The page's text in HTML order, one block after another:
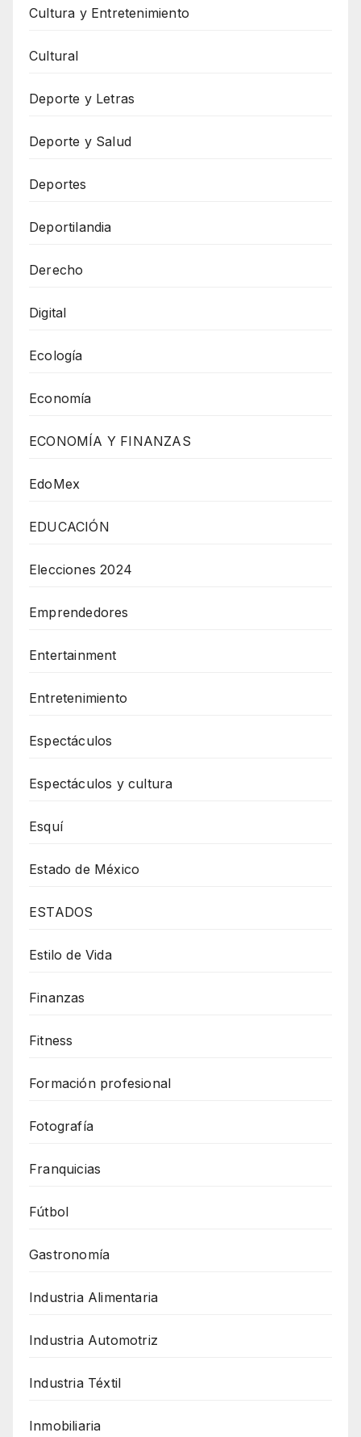
Cultura y Entretenimiento
Cultural
Deporte y Letras
Deporte y Salud
Deportes
Deportilandia
Derecho
Digital
Ecología
Economía
ECONOMÍA Y FINANZAS
EdoMex
EDUCACIÓN
Elecciones 2024
Emprendedores
Entertainment
Entretenimiento
Espectáculos
Espectáculos y cultura
Esquí
Estado de México
ESTADOS
Estilo de Vida
Finanzas
Fitness
Formación profesional
Fotografía
Franquicias
Fútbol
Gastronomía
Industria Alimentaria
Industria Automotriz
Industria Téxtil
Inmobiliaria